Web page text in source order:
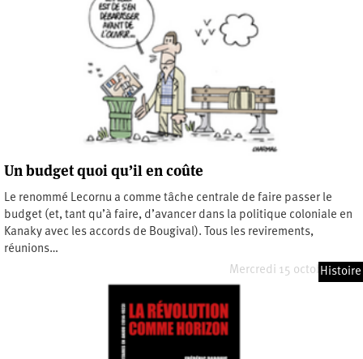
Un budget quoi qu’il en coûte
Le renommé Lecornu a comme tâche centrale de faire passer le
budget (et, tant qu’à faire, d’avancer dans la politique coloniale en
Kanaky avec les accords de Bougival). Tous les revirements,
réunions…
Mercredi 15 octobre 2025
Histoire